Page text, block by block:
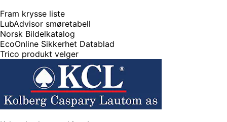
Fram krysse liste
LubAdvisor smøretabell
Norsk Bildelkatalog
EcoOnline Sikkerhet Datablad
Trico produkt velger